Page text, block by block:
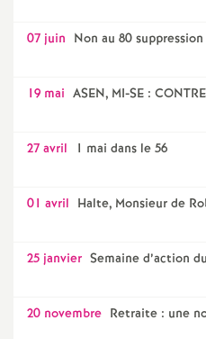
07 juin Non au 80
19 mai ASEN, MI-SE :
27 avril 1 mai dans le 56
01 avril Halte, Monsieur de
25 janvier Semaine d’action
20 novembre Retraite : une